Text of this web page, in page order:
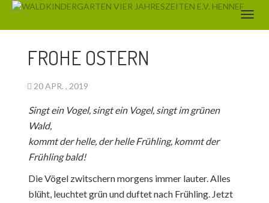
FROHE OSTERN
20 APR. , 2019
Singt ein Vogel, singt ein Vogel, singt im grünen
Wald,
kommt der helle, der helle Frühling, kommt der
Frühling bald!
Die Vögel zwitschern morgens immer lauter. Alles
blüht, leuchtet grün und duftet nach Frühling. Jetzt